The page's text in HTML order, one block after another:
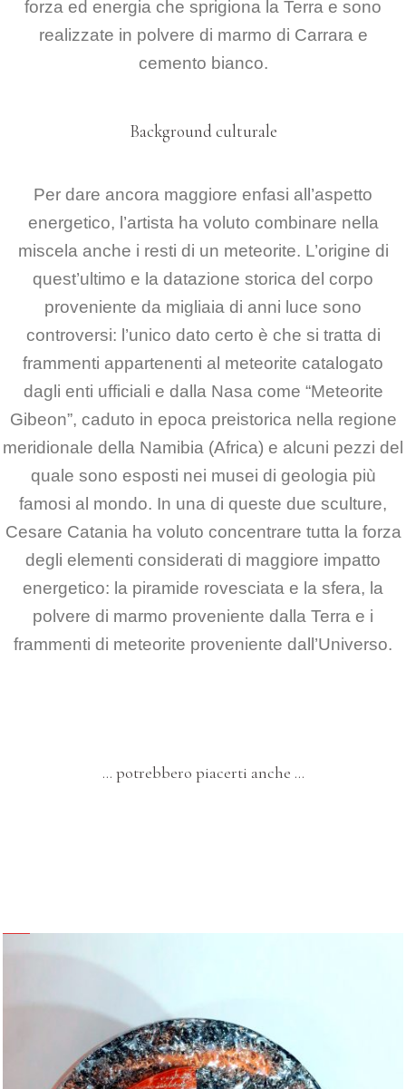
forza ed energia che sprigiona la Terra e sono
realizzate in polvere di marmo di Carrara e
cemento bianco.
Background culturale
Per dare ancora maggiore enfasi all’aspetto
energetico, l’artista ha voluto combinare nella
miscela anche i resti di un meteorite. L’origine di
quest’ultimo e la datazione storica del corpo
proveniente da migliaia di anni luce sono
controversi: l’unico dato certo è che si tratta di
frammenti appartenenti al meteorite catalogato
dagli enti ufficiali e dalla Nasa come “Meteorite
Gibeon”, caduto in epoca preistorica nella regione
meridionale della Namibia (Africa) e alcuni pezzi del
quale sono esposti nei musei di geologia più
famosi al mondo. In una di queste due sculture,
Cesare Catania ha voluto concentrare tutta la forza
degli elementi considerati di maggiore impatto
energetico: la piramide rovesciata e la sfera, la
polvere di marmo proveniente dalla Terra e i
frammenti di meteorite proveniente dall’Universo.
… potrebbero piacerti anche …